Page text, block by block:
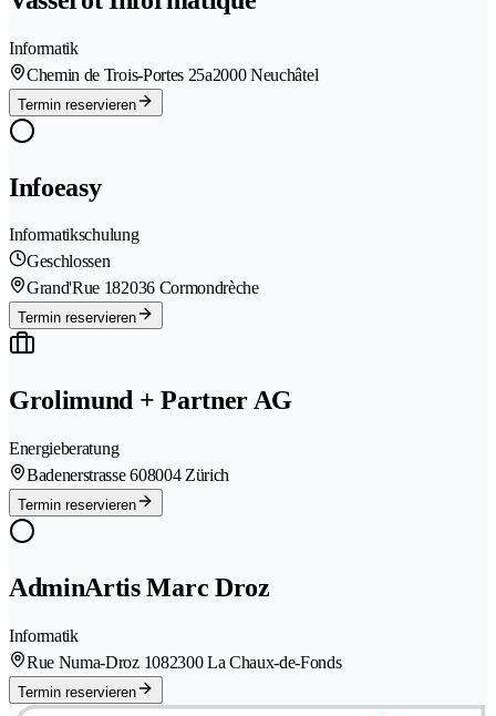
Informatik
Chemin de Trois-Portes 25a2000 Neuchâtel
Termin reservieren
Infoeasy
Informatikschulung
Geschlossen
Grand'Rue 182036 Cormondrèche
Termin reservieren
Grolimund + Partner AG
Energieberatung
Badenerstrasse 608004 Zürich
Termin reservieren
AdminArtis Marc Droz
Informatik
Rue Numa-Droz 1082300 La Chaux-de-Fonds
Termin reservieren